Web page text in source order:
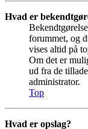
Hvad er
forummet, og
vises altid på
Om det er
ud fra de
administrator.
Top
Hvad er opslag?